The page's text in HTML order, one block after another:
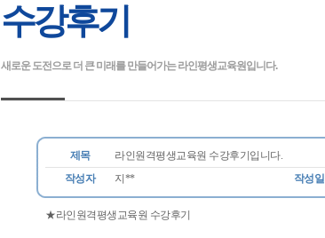
수강후기
새로운 도전으로 더 큰 미래를 만들어가는 라인평생교육원입니다.
제목
라인원격평생교육원 수강후기입니다.
작성자
지** 작성일
★라인원격평생교육원 수강후기